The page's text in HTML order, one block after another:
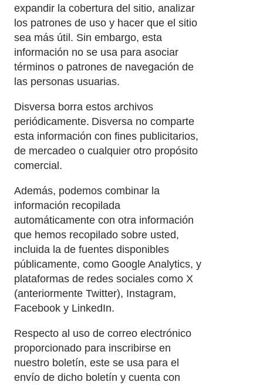
expandir la cobertura del sitio, analizar
los patrones de uso y hacer que el sitio
sea más útil. Sin embargo, esta
información no se usa para asociar
términos o patrones de navegación de
las personas usuarias.
Disversa borra estos archivos
periódicamente. Disversa no comparte
esta información con fines publicitarios,
de mercadeo o cualquier otro propósito
comercial.
Además, podemos combinar la
información recopilada
automáticamente con otra información
que hemos recopilado sobre usted,
incluida la de fuentes disponibles
públicamente, como Google Analytics, y
plataformas de redes sociales como X
(anteriormente Twitter), Instagram,
Facebook y LinkedIn.
Respecto al uso de correo electrónico
proporcionado para inscribirse en
nuestro boletín, este se usa para el
envío de dicho boletín y cuenta con